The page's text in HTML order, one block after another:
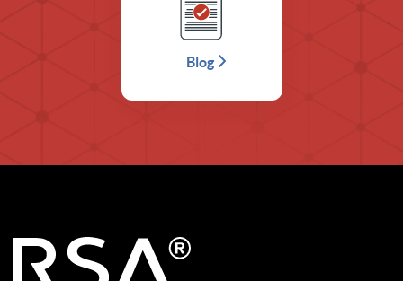
Blog